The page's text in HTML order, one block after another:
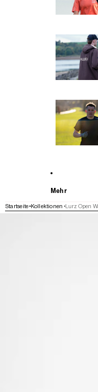
Mehr
Startseite Kollektionen Lurz Open
WEITER ZU DEN